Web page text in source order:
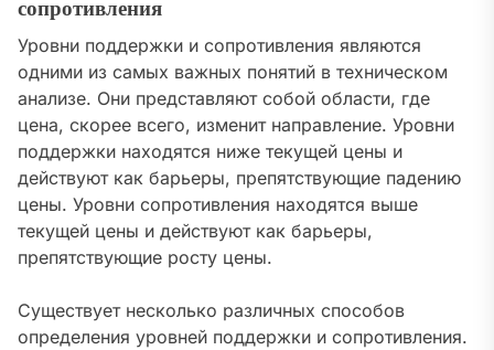
сопротивления
Уровни поддержки и сопротивления являются
одними из самых важных понятий в техническом
анализе. Они представляют собой области, где
цена, скорее всего, изменит направление. Уровни
поддержки находятся ниже текущей цены и
действуют как барьеры, препятствующие падению
цены. Уровни сопротивления находятся выше
текущей цены и действуют как барьеры,
препятствующие росту цены.
Существует несколько различных способов
определения уровней поддержки и сопротивления.